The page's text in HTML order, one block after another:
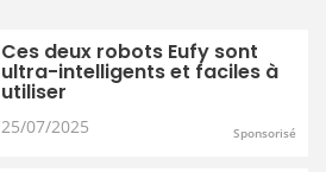
Sponsorisé
Ces deux robots Eufy sont
ultra-intelligents et faciles à
utiliser
25/07/2025